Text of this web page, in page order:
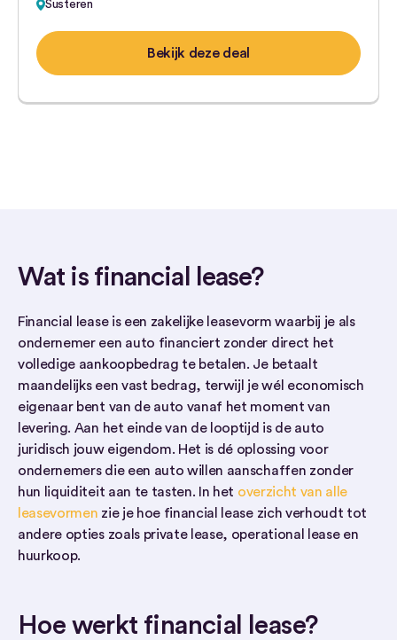
Susteren
Bekijk deze deal
Wat is financial lease?
Financial lease is een zakelijke leasevorm waarbij je als
ondernemer een auto financiert zonder direct het
volledige aankoopbedrag te betalen. Je betaalt
maandelijks een vast bedrag, terwijl je wél economisch
eigenaar bent van de auto vanaf het moment van
levering. Aan het einde van de looptijd is de auto
juridisch jouw eigendom. Het is dé oplossing voor
ondernemers die een auto willen aanschaffen zonder
hun liquiditeit aan te tasten. In het overzicht van alle
leasevormen zie je hoe financial lease zich verhoudt tot
andere opties zoals private lease, operational lease en
huurkoop.
Hoe werkt financial lease?